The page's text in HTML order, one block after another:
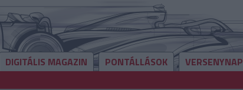
DIGITÁLIS MAGAZIN PONTÁLLÁSOK